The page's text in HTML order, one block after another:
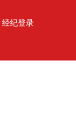
经纪登录